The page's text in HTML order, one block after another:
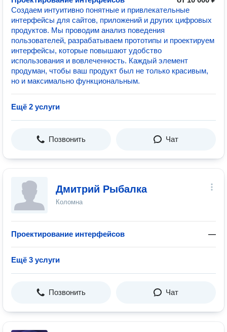
Создаем интуитивно понятные и привлекательные
интерфейсы для сайтов, приложений и других цифровых
продуктов. Мы проводим анализ поведения
пользователей, разрабатываем прототипы и проектируем
интерфейсы, которые повышают удобство
использования и вовлеченность. Каждый элемент
продуман, чтобы ваш продукт был не только красивым,
но и максимально функциональным.
Ещё 2 услуги
Позвонить Чат
Дмитрий Рыбалка
Коломна
Проектирование интерфейсов —
Ещё 3 услуги
Позвонить Чат